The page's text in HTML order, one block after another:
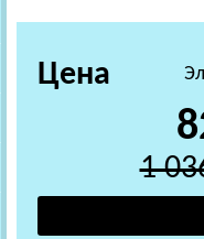
Цена
1